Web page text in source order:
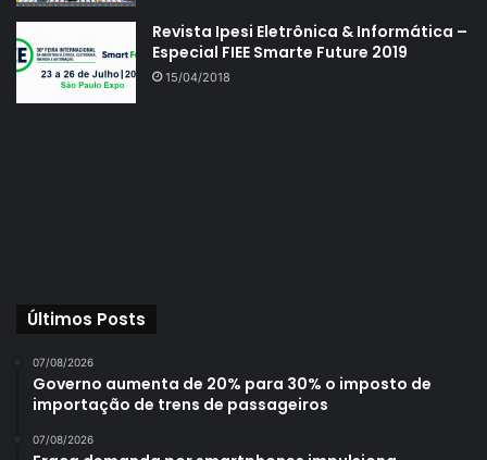
Revista Ipesi Eletrônica & Informática –
Especial FIEE Smarte Future 2019
15/04/2018
Últimos Posts
07/08/2026
Governo aumenta de 20% para 30% o imposto de
importação de trens de passageiros
07/08/2026